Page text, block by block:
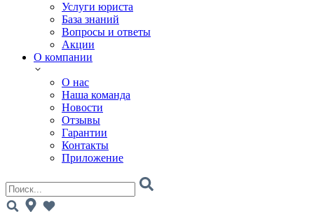
Услуги юриста
База знаний
Вопросы и ответы
Акции
О компании
О нас
Наша команда
Новости
Отзывы
Гарантии
Контакты
Приложение